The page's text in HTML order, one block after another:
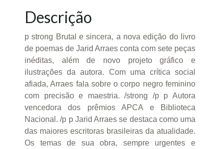
Descrição
p strong Brutal e sincera, a nova edição do livro
de poemas de Jarid Arraes conta com sete peças
inéditas, além de novo projeto gráfico e
ilustrações da autora. Com uma crítica social
afiada, Arraes fala sobre o corpo negro feminino
com precisão e maestria. /strong /p p Autora
vencedora dos prêmios APCA e Biblioteca
Nacional. /p p Jarid Arraes se destaca como uma
das maiores escritoras brasileiras da atualidade.
Os temas de sua obra, sempre urgentes e